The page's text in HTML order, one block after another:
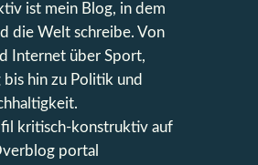
ist mein Blog, in dem
die Welt schreibe. Von
Internet über Sport,
hin zu Politik und
kritisch-konstruktiv auf
portal